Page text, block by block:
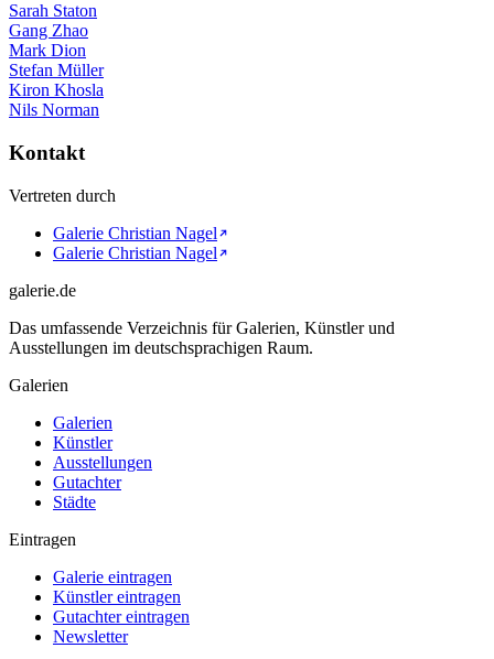
Sarah Staton
Gang Zhao
Mark Dion
Stefan Müller
Kiron Khosla
Nils Norman
Kontakt
Vertreten durch
Galerie Christian Nagel
Galerie Christian Nagel
galerie.de
Das umfassende Verzeichnis für Galerien, Künstler und
Ausstellungen im deutschsprachigen Raum.
Galerien
Galerien
Künstler
Ausstellungen
Gutachter
Städte
Eintragen
Galerie eintragen
Künstler eintragen
Gutachter eintragen
Newsletter